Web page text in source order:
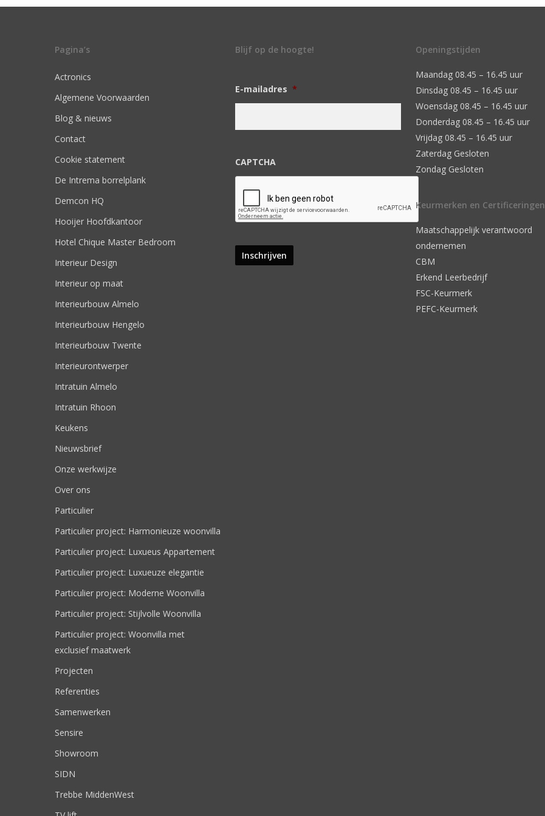
Pagina’s
Actronics
Algemene Voorwaarden
Blog & nieuws
Contact
Cookie statement
De Intrema borrelplank
Demcon HQ
Hooijer Hoofdkantoor
Hotel Chique Master Bedroom
Interieur Design
Interieur op maat
Interieurbouw Almelo
Interieurbouw Hengelo
Interieurbouw Twente
Interieurontwerper
Intratuin Almelo
Intratuin Rhoon
Keukens
Nieuwsbrief
Onze werkwijze
Over ons
Particulier
Particulier project: Harmonieuze woonvilla
Particulier project: Luxueus Appartement
Particulier project: Luxueuze elegantie
Particulier project: Moderne Woonvilla
Particulier project: Stijlvolle Woonvilla
Particulier project: Woonvilla met
exclusief maatwerk
Projecten
Referenties
Samenwerken
Sensire
Showroom
SIDN
Trebbe MiddenWest
Blijf op de hoogte!
E-mailadres *
CAPTCHA
Openingstijden
Maandag 08.45 – 16.45 uur
Dinsdag 08.45 – 16.45 uur
Woensdag 08.45 – 16.45 uur
Donderdag 08.45 – 16.45 uur
Vrijdag 08.45 – 16.45 uur
Zaterdag Gesloten
Zondag Gesloten
Keurmerken en Certificeringen
Maatschappelijk verantwoord
ondernemen
CBM
Erkend Leerbedrijf
FSC-Keurmerk
PEFC-Keurmerk